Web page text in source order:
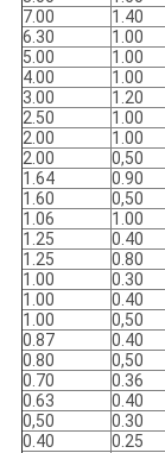
7.00
1.40
6.30
1.00
5.00
1.00
4.00
1.00
3.00
1.20
2.50
1.00
2.00
1.00
2.00
0,50
1.64
0.90
1.60
0,50
1.06
1.00
1.25
0.40
1.25
0.80
1.00
0.30
1.00
0.40
1.00
0,50
0.87
0.40
0.80
0,50
0.70
0.36
0.63
0.40
0,50
0.30
0.40
0.25